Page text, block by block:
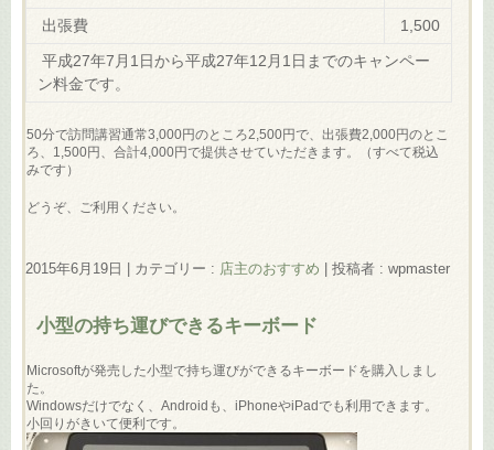
出張費
1,500
平成27年7月1日から平成27年12月1日までのキャンペー
ン料金です。
50分で訪問講習通常3,000円のところ2,500円で、出張費2,000円のとこ
ろ、1,500円、合計4,000円で提供させていただきます。（すべて税込
みです）
どうぞ、ご利用ください。
2015年6月19日 カテゴリー : 店主のおすすめ 投稿者 : wpmaster
小型の持ち運びできるキーボード
Microsoftが発売した小型で持ち運びができるキーボードを購入しまし
た。
Windowsだけでなく、Androidも、iPhoneやiPadでも利用できます。
小回りがきいて便利です。